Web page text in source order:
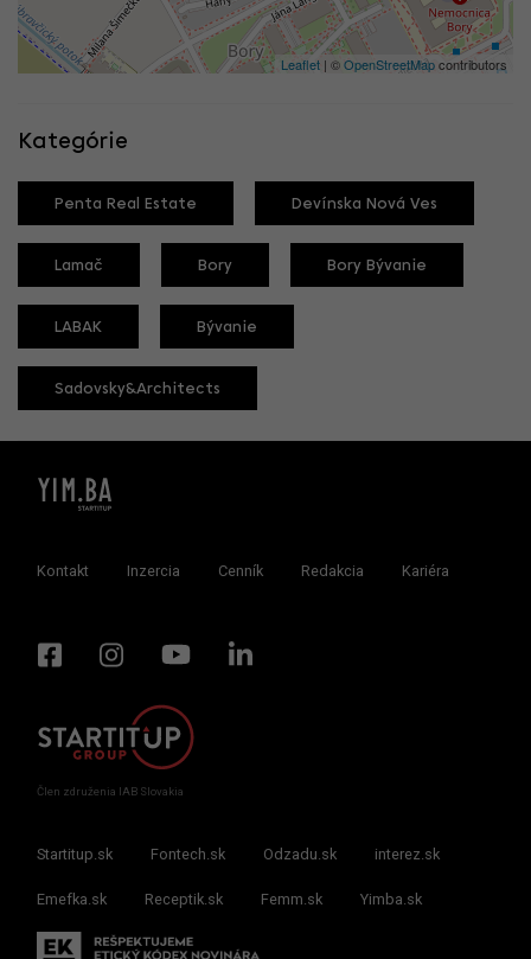
Leaflet | ©OpenStreetMapcontributors
Kategórie
Penta Real Estate Devínska Nová Ves
Lamač Bory Bory Bývanie
LABAK Bývanie
Sadovsky&Architects
Kontakt Inzercia Cenník Redakcia Kariéra
Člen združenia IAB Slovakia
Startitup.sk Fontech.sk Odzadu.sk interez.sk
Emefka.sk Receptik.sk Femm.sk Yimba.sk